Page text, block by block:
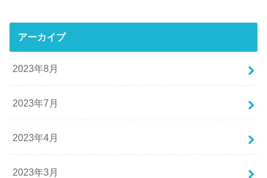
アーカイブ
2023年8月
2023年7月
2023年4月
2023年3月